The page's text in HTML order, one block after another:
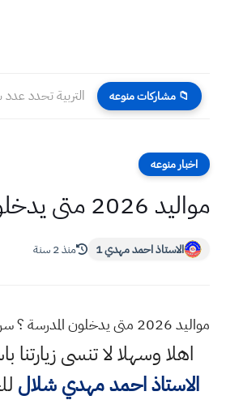
📁 مشاركات منوعه
اخبار منوعه
مواليد 2026 متى يدخلون المدرسة ؟
الاستاذ احمد مهدي 1 منذ 2 سنة
مواليد 2026 متى يدخلون المدرسة ؟ سن القبول في المدرسة
اهلا وسهلالا تنسى زيارتنا
الاستاذ احمد مهدي شلال